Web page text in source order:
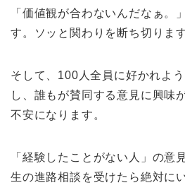
「価値観が合わないんだなぁ。
す。ソッと関わりを断ち切ります
そして、100人全員に好かれよ
し、誰もが賛同する意見に興味
不安になります。
「経験したことがない人」の意
生の進路相談を受けたら絶対に